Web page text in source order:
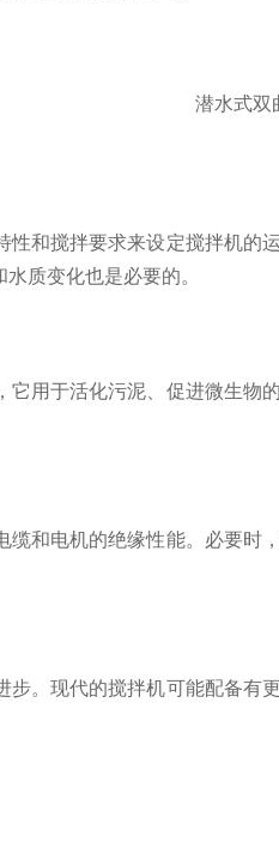
搅拌要求来设定搅拌机的
质变化也是必要的。
于活化污泥、促进微生物
电机的绝缘性能。必要时
现代的搅拌机可能配备有